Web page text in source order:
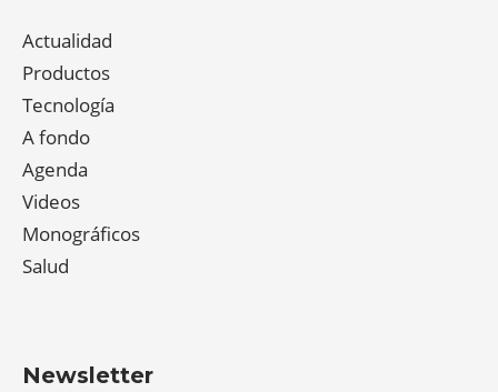
Actualidad
Productos
Tecnología
A fondo
Agenda
Videos
Monográficos
Salud
Newsletter